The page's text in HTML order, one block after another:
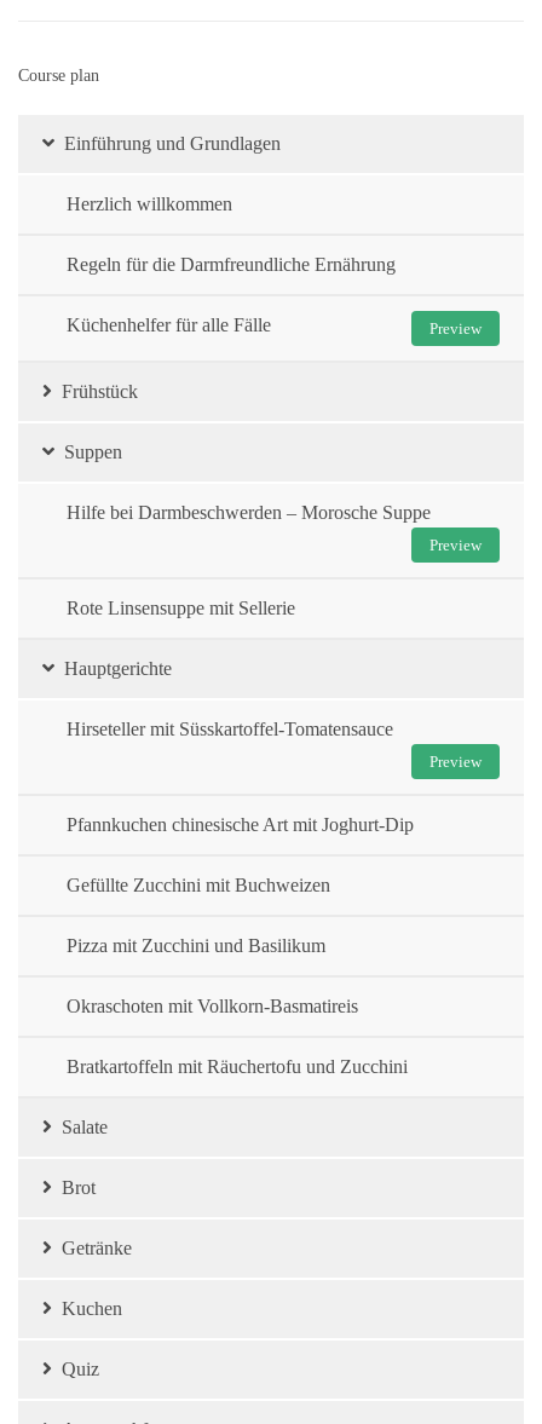
Course plan
Einführung und Grundlagen
Herzlich willkommen
Regeln für die Darmfreundliche Ernährung
Küchenhelfer für alle Fälle Preview
Frühstück
Suppen
Hilfe bei Darmbeschwerden – Morosche Suppe
Preview
Rote Linsensuppe mit Sellerie
Hauptgerichte
Hirseteller mit Süsskartoffel-Tomatensauce
Preview
Pfannkuchen chinesische Art mit Joghurt-Dip
Gefüllte Zucchini mit Buchweizen
Pizza mit Zucchini und Basilikum
Okraschoten mit Vollkorn-Basmatireis
Bratkartoffeln mit Räuchertofu und Zucchini
Salate
Brot
Getränke
Kuchen
Quiz